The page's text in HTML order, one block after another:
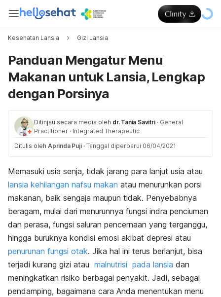
Kesehatan Lansia Gizi Lansia
Panduan Mengatur Menu
Makanan untuk Lansia, Lengkap
dengan Porsinya
Ditinjau secara medis oleh dr. Tania Savitri · General
Practitioner · Integrated Therapeutic
Ditulis oleh Aprinda Puji · Tanggal diperbarui 06/04/2021
Memasuki usia senja, tidak jarang para lanjut usia atau
lansia kehilangan nafsu makan atau menurunkan porsi
makanan, baik sengaja maupun tidak. Penyebabnya
beragam, mulai dari menurunnya fungsi indra penciuman
dan perasa, fungsi saluran pencernaan yang terganggu,
hingga buruknya kondisi emosi akibat depresi atau
penurunan fungsi otak. Jika hal ini terus berlanjut, bisa
terjadi kurang gizi atau malnutrisi pada lansia dan
meningkatkan risiko berbagai penyakit. Jadi, sebagai
pendamping, bagaimana cara Anda menentukan menu